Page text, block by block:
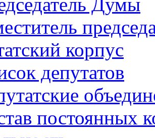
корпус
депутатов
постоянных